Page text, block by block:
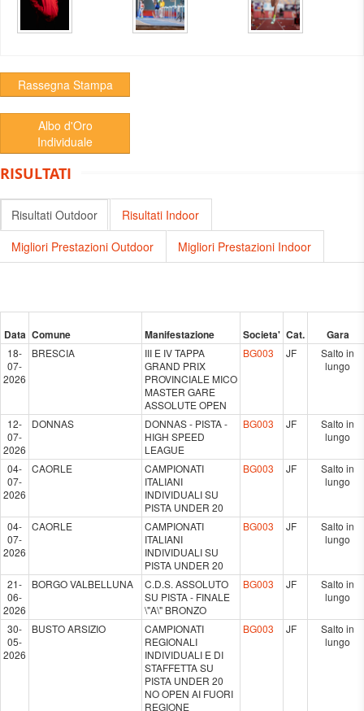
Rassegna Stampa
Albo d'Oro
Individuale
RISULTATI
Risultati Outdoor
Risultati Indoor
Migliori Prestazioni Outdoor
Migliori Prestazioni Indoor
Data Comune Manifestazione Societa' Cat. Gara
18-
07-
2026
BRESCIA
III E IV TAPPA
GRAND PRIX
PROVINCIALE MICO
MASTER GARE
ASSOLUTE OPEN
BG003 JF
Salto in
lungo
12-
07-
2026
DONNAS
DONNAS - PISTA -
HIGH SPEED
LEAGUE
BG003 JF
Salto in
lungo
04-
07-
2026
CAORLE
CAMPIONATI
ITALIANI
INDIVIDUALI SU
PISTA UNDER 20
BG003 JF
Salto in
lungo
04-
07-
2026
CAORLE
CAMPIONATI
ITALIANI
INDIVIDUALI SU
PISTA UNDER 20
BG003 JF
Salto in
lungo
21-
06-
2026
BORGO VALBELLUNA
C.D.S. ASSOLUTO
SU PISTA - FINALE
\"A\" BRONZO
BG003 JF
Salto in
lungo
30-
05-
2026
BUSTO ARSIZIO
CAMPIONATI
REGIONALI
INDIVIDUALI E DI
STAFFETTA SU
PISTA UNDER 20
NO OPEN AI FUORI
REGIONE
BG003 JF
Salto in
lungo